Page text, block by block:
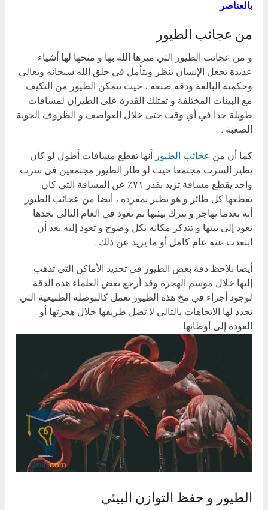
بالعناصر
من عجائب الطيور
و من عجائب الطيور التي ميزها الله بها و منحها لها أشياء
عديدة تجعل الإنسان ينظر ويتأمل في خلق الله سبحانه وتعالى
وحكمته البالغة ودقة صنعه ، حيث تتمكن الطيور من التكيف
مع البيئات المختلفة و تمتلك القدرة على الطيران لمسافات
طويلة جدا في أي وقت حتى خلال العواصف و الظروف الجوية
الصعبة .
كما أن من عجائب الطيور
أنها تقطع مسافات أطول لو كان
يطير السرب مجتمعا حيث لو طار الطيور مجتمعين في سرب
واحد يقطع مسافة تزيد بقدر ٧١٪ عن المسافة التي كان
يقطعها كل طائر و هو يطير بمفرده ، أيضا من عجائب الطيور
أنه بعدما تهاجر و تترك بيئتها ثم تعود في العام التالي نجدها
تعود إلى بيتها و تتذكر مكانه بكل وضوح و تعود إليه بعد أن
ابتعدت عنه عام كامل أو ما يزيد عن ذلك .
أيضا نلاحظ دقة بعض الطيور في تحديد الأماكن التي تذهب
إليها خلال موسم الهجرة وقد أرجع بعض العلماء هذه الدقة
لوجود أجزاء في مخ هذه الطيور تعمل كالبوصلة الطبيعية التي
تحدد لها الاتجاهات بالتالي لا تضل طريقها خلال هجرتها أو
العودة إلى أوطانها .
الطيور و حفظ التوازن البيئي